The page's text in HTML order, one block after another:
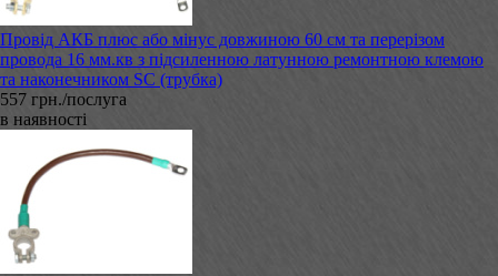
Провід АКБ плюс або мінус довжиною 60 см та перерізом
провода 16 мм.кв з підсиленною латунною ремонтною клемою
та наконечником SC (трубка)
557 грн./послуга
в наявності